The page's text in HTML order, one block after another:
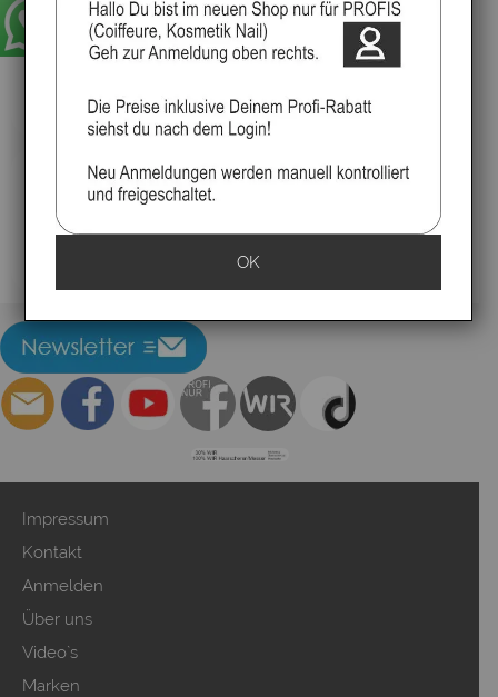
Gummibesen, Premium 32 cm
Impressum
Kontakt
Anmelden
Über uns
Video`s
Marken
OK